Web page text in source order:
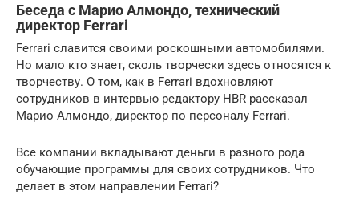
Беседа с Марио Алмондо, технический
директор Ferrari
Ferrari славится своими роскошными автомобилями.
Но мало кто знает, сколь творчески здесь относятся к
творчеству. О том, как в Ferrari вдохновляют
сотрудников в интервью редактору HBR рассказал
Марио Алмондо, директор по персоналу Ferrari.
Все компании вкладывают деньги в разного рода
обучающие программы для своих сотрудников. Что
делает в этом направлении Ferrari?